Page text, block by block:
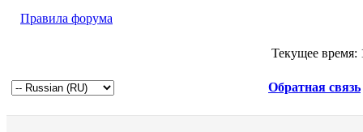
Правила форума
Текущее время:
Обратная связь